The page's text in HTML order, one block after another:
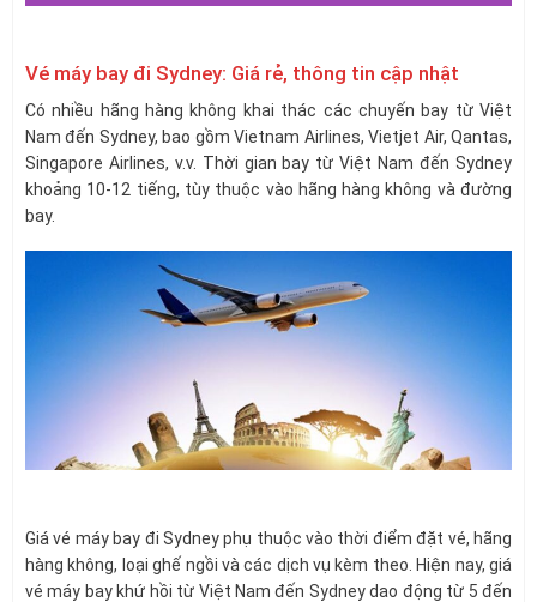
Vé máy bay đi Sydney: Giá rẻ, thông tin cập nhật
Có nhiều hãng hàng không khai thác các chuyến bay từ Việt
Nam đến Sydney, bao gồm Vietnam Airlines, Vietjet Air, Qantas,
Singapore Airlines, v.v. Thời gian bay từ Việt Nam đến Sydney
khoảng 10-12 tiếng, tùy thuộc vào hãng hàng không và đường
bay.
Giá vé máy bay đi Sydney phụ thuộc vào thời điểm đặt vé, hãng
hàng không, loại ghế ngồi và các dịch vụ kèm theo. Hiện nay, giá
vé máy bay khứ hồi từ Việt Nam đến Sydney dao động từ 5 đến